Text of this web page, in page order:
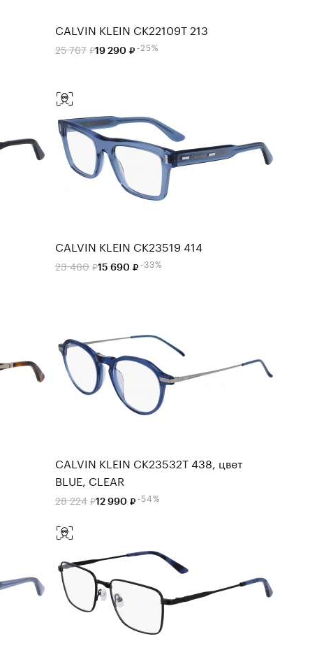
CALVIN KLEIN CK22109T 213
25 767 19 290 -25%
CALVIN KLEIN CK23519 414
23 460 15 690 -33%
CALVIN KLEIN CK23532T 438, цвет
BLUE, CLEAR
28 224 12 990 -54%